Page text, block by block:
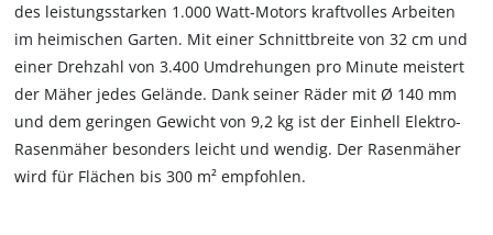
to
trackers
that
are
to
the
des leistungsstarken 1.000 Watt-Motors kraftvolles Arbeiten
im heimischen Garten. Mit einer Schnittbreite von 32 cm und
einer Drehzahl von 3.400 Umdrehungen pro Minute meistert
der Mäher jedes Gelände. Dank seiner Räder mit Ø 140 mm
und dem geringen Gewicht von 9,2 kg ist der Einhell Elektro-
Rasenmäher besonders leicht und wendig. Der Rasenmäher
wird für Flächen bis 300 m² empfohlen.